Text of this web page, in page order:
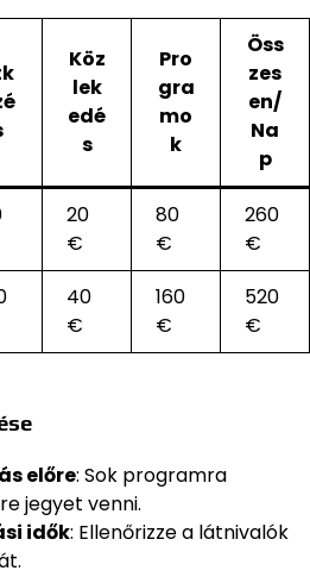
Köz
lek
edé
s
Pro
gra
mo
k
Öss
zes
en/
Na
p
20
€
80
€
260
€
40
€
160
€
520
€
előre: Sok programra
jegyet venni.
idők: Ellenőrizze a látnivalók